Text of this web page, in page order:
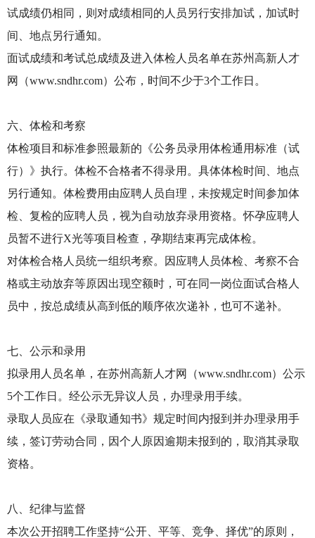
试成绩仍相同，则对成绩相同的人员另行安排加试，加试时
间、地点另行通知。
面试成绩和考试总成绩及进入体检人员名单在苏州高新人才
网（www.sndhr.com）公布，时间不少于3个工作日。
六、体检和考察
体检项目和标准参照最新的《公务员录用体检通用标准（试
行）》执行。体检不合格者不得录用。具体体检时间、地点
另行通知。体检费用由应聘人员自理，未按规定时间参加体
检、复检的应聘人员，视为自动放弃录用资格。怀孕应聘人
员暂不进行X光等项目检查，孕期结束再完成体检。
对体检合格人员统一组织考察。因应聘人员体检、考察不合
格或主动放弃等原因出现空额时，可在同一岗位面试合格人
员中，按总成绩从高到低的顺序依次递补，也可不递补。
七、公示和录用
拟录用人员名单，在苏州高新人才网（www.sndhr.com）公示
5个工作日。经公示无异议人员，办理录用手续。
录取人员应在《录取通知书》规定时间内报到并办理录用手
续，签订劳动合同，因个人原因逾期未报到的，取消其录取
资格。
八、纪律与监督
本次公开招聘工作坚持“公开、平等、竞争、择优”的原则，